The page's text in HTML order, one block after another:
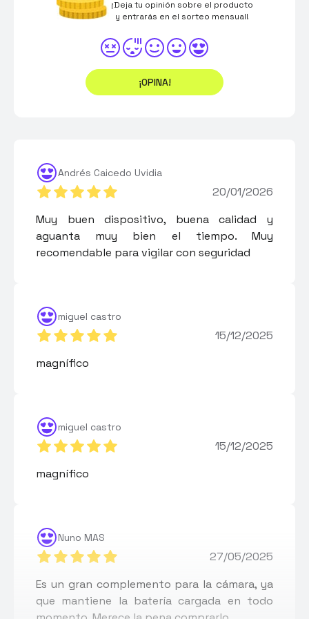
¡Deja tu opinión sobre el producto
y entrarás en el sorteo mensual!
¡OPINA!
Andrés Caicedo Uvidia
20/01/2026
Muy buen dispositivo, buena calidad y
aguanta muy bien el tiempo. Muy
recomendable para vigilar con seguridad
miguel castro
15/12/2025
magnífico
miguel castro
15/12/2025
magnífico
Nuno MAS
27/05/2025
Es un gran complemento para la cámara, ya
que mantiene la batería cargada en todo